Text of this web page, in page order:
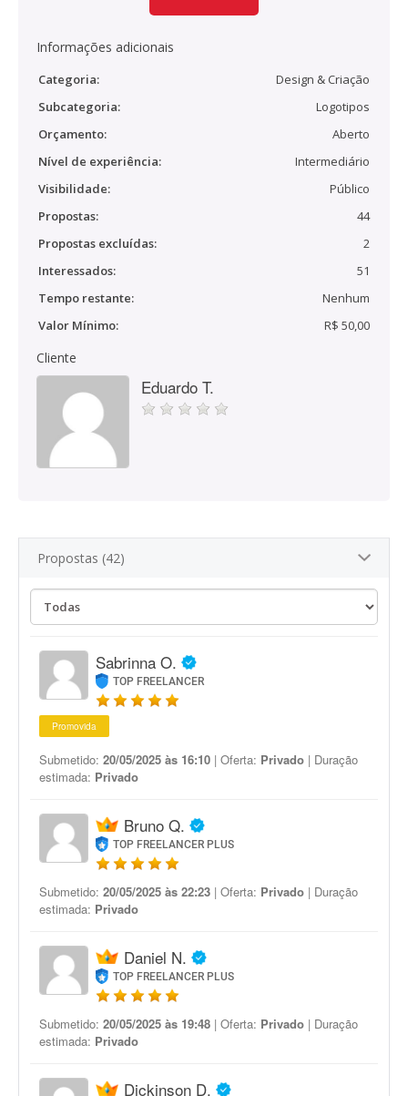
Informações adicionais
Categoria:
Design & Criação
Subcategoria:
Logotipos
Orçamento:
Aberto
Nível de experiência:
Intermediário
Visibilidade:
Público
Propostas:
44
Propostas excluídas:
2
Interessados:
51
Tempo restante:
Nenhum
Valor Mínimo:
R$ 50,00
Cliente
Eduardo T.
Propostas (42)
Sabrinna O.
TOP FREELANCER
Promovida
Submetido: 20/05/2025 às 16:10 | Oferta: Privado | Duração
estimada: Privado
Bruno Q.
TOP FREELANCER PLUS
Submetido: 20/05/2025 às 22:23 | Oferta: Privado | Duração
estimada: Privado
Daniel N.
TOP FREELANCER PLUS
Submetido: 20/05/2025 às 19:48 | Oferta: Privado | Duração
estimada: Privado
Dickinson D.